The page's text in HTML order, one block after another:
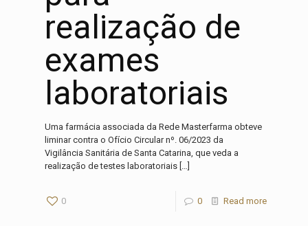
realização de
exames
laboratoriais
Uma farmácia associada da Rede Masterfarma obteve
liminar contra o Ofício Circular nº. 06/2023 da
Vigilância Sanitária de Santa Catarina, que veda a
realização de testes laboratoriais […]
0 0 Read more